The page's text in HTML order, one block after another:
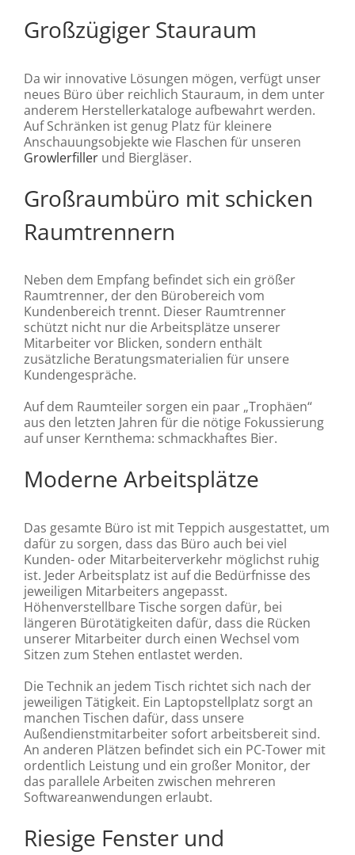
Großzügiger Stauraum
Da wir innovative Lösungen mögen, verfügt unser
neues Büro über reichlich Stauraum, in dem unter
anderem Herstellerkataloge aufbewahrt werden.
Auf Schränken ist genug Platz für kleinere
Anschauungsobjekte wie Flaschen für unseren
Growlerfillerund Biergläser.
Großraumbüro mit schicken
Raumtrennern
Neben dem Empfang befindet sich ein größer
Raumtrenner, der den Bürobereich vom
Kundenbereich trennt. Dieser Raumtrenner
schützt nicht nur die Arbeitsplätze unserer
Mitarbeiter vor Blicken, sondern enthält
zusätzliche Beratungsmaterialien für unsere
Kundengespräche.
Auf dem Raumteiler sorgen ein paar „Trophäen“
aus den letzten Jahren für die nötige Fokussierung
auf unser Kernthema: schmackhaftes Bier.
Moderne Arbeitsplätze
Das gesamte Büro ist mit Teppich ausgestattet, um
dafür zu sorgen, dass das Büro auch bei viel
Kunden- oder Mitarbeiterverkehr möglichst ruhig
ist. Jeder Arbeitsplatz ist auf die Bedürfnisse des
jeweiligen Mitarbeiters angepasst.
Höhenverstellbare Tische sorgen dafür, bei
längeren Bürotätigkeiten dafür, dass die Rücken
unserer Mitarbeiter durch einen Wechsel vom
Sitzen zum Stehen entlastet werden.
Die Technik an jedem Tisch richtet sich nach der
jeweiligen Tätigkeit. Ein Laptopstellplatz sorgt an
manchen Tischen dafür, dass unsere
Außendienstmitarbeiter sofort arbeitsbereit sind.
An anderen Plätzen befindet sich ein PC-Tower mit
ordentlich Leistung und ein großer Monitor, der
das parallele Arbeiten zwischen mehreren
Softwareanwendungen erlaubt.
Riesige Fenster und